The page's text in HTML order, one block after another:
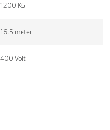
1200 KG
16.5 meter
400 Volt